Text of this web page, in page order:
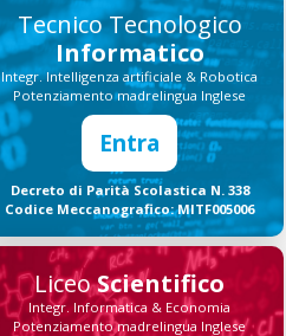
Tecnico Tecnologico
Informatico
Integr. Intelligenza artificiale & Robotica
Potenziamento madrelingua Inglese
Entra
Decreto di Parità Scolastica N. 338
Codice Meccanografico: MITF005006
LiceoScientifico
Integr. Informatica & Economia
Potenziamento madrelingua Inglese